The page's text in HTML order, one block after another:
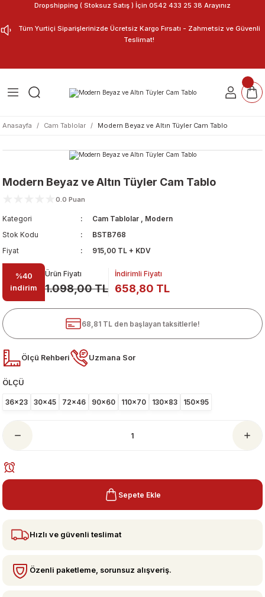
Dropshipping ( Stoksuz Satış ) İçin 0542 433 25 38 Arayınız
Tüm Yurtiçi Siparişlerinizde Ücretsiz Kargo Fırsatı - Zahmetsiz ve Güvenli
Teslimat!
Anasayfa Cam Tablolar Modern Beyaz ve Altın Tüyler Cam Tablo
Modern Beyaz ve Altın Tüyler Cam Tablo
0.0 Puan
Kategori Cam Tablolar , Modern
Stok Kodu
BSTB768
Fiyat
915,00 TL + KDV
%40
indirim
Ürün Fiyatı
1.098,00 TL
İndirimli Fiyatı
658,80 TL
68,81 TL den başlayan taksitlerle!
Ölçü Rehberi Uzmana Sor
ÖLÇÜ
36x23 30x45 72x46 90x60 110x70 130x83 150x95
Sepete Ekle
Hızlı ve güvenli teslimat
Özenli paketleme, sorunsuz alışveriş.